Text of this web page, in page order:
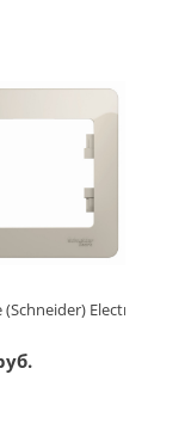
компьютерная
(Schneider) Electric